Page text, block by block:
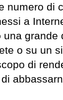
numero di
a
una grande
o su un
di